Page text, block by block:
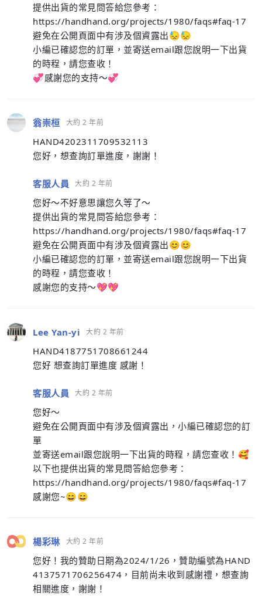
提供出貨的常見問答給您參考：
https://handhand.org/projects/1980/faqs#faq-17
避免在公開頁面中有涉及個資露出😓😓
小編已確認您的訂單，並寄送email跟您說明一下出貨
的時程，請您查收！
💞感謝您的支持～💞
翁崇桓 大約 2 年前
HAND4202311709532113
您好，想查詢訂單進度，謝謝！
客服人員 大約 2 年前
您好～不好意思讓您久等了～
提供出貨的常見問答給您參考：
https://handhand.org/projects/1980/faqs#faq-17
避免在公開頁面中有涉及個資露出😊😊
小編已確認您的訂單，並寄送email跟您說明一下出貨
的時程，請您查收！
感謝您的支持～💖💖
Lee Yan-yi 大約 2 年前
HAND4187751708661244
您好 想查詢訂單進度 感謝！
客服人員 大約 2 年前
您好～
避免在公開頁面中有涉及個資露出，小編已確認您的訂
單
並寄送email跟您說明一下出貨的時程，請您查收！🥰
以下也提供出貨的常見問答給您參考：
https://handhand.org/projects/1980/faqs#faq-17
感謝您~😄😄
楊彩琳 大約 2 年前
您好！我的贊助日期為2024/1/26，贊助編號為HAND
4137571706256474，目前尚未收到感謝禮，想查詢
相關進度，謝謝！